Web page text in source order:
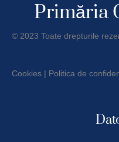
Primăria
© 2023 Toate drepturile
Cookies | Politica de